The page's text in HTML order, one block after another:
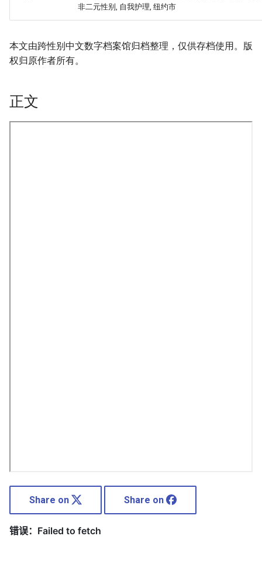
非二元性别, 自我护理, 纽约市
本文由跨性别中文数字档案馆归档整理，仅供存档使用。版
权归原作者所有。
正文
Share on Share on